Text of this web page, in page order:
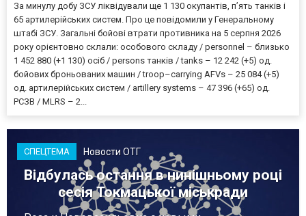
За минулу добу ЗСУ ліквідували ще 1 130 окупантів, пʼять танків і
65 артилерійських систем. Про це повідомили у Генеральному
штабі ЗСУ. Загальні бойові втрати противника на 5 серпня 2026
року орієнтовно склали: особового складу / personnel – близько
1 452 880 (+1 130) осіб / persons танків / tanks – 12 242 (+5) од.
бойових броньованих машин / troop–carrying AFVs – 25 084 (+5)
од. артилерійських систем / artillery systems – 47 396 (+65) од.
РСЗВ / MLRS – 2...
СПЕЦТЕМА Новости ОТГ
Відбулась остання в нинішньому році
сесія Токмацької міськради